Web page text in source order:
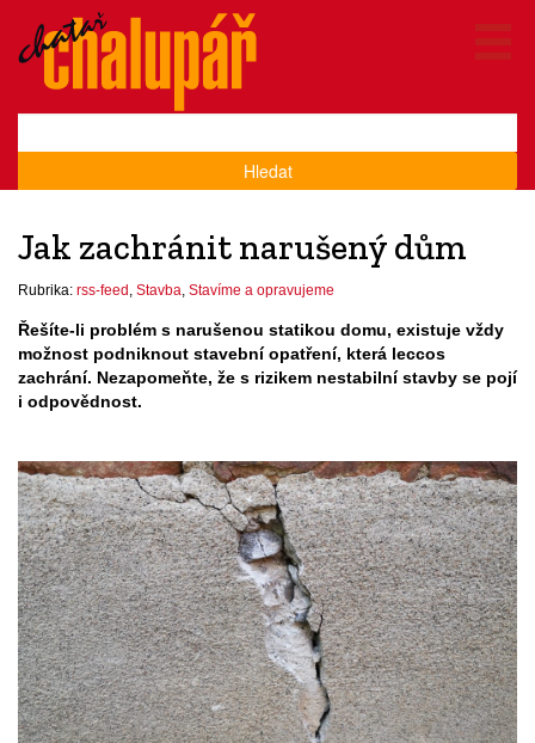
Hledat
Jak zachránit narušený dům
Rubrika: rss-feed Stavba Stavíme a opravujeme
Řešíte-li problém s narušenou statikou domu, existuje vždy
možnost podniknout stavební opatření, která leccos
zachrání. Nezapomeňte, že s rizikem nestabilní stavby se pojí
i odpovědnost.